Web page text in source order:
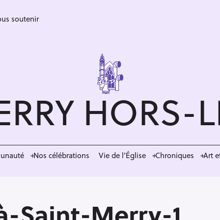
soutenir
HORS-
Nos célébrations Vie de l’Église Chroniques Art